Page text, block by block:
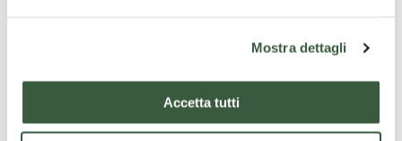
Mostra dettagli
Accetta tutti
Was ist nicht enthalten
tassa di soggiorno;